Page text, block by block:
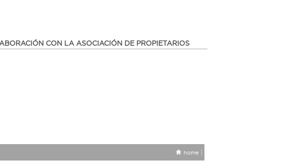
CON LA ASOCIACIÓN DE PROPIETARIOS
home